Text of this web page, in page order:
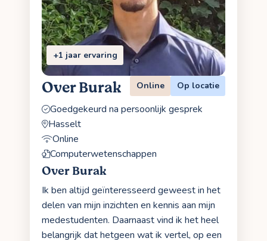
+1 jaar ervaring
Over Burak Online Op locatie
Goedgekeurd na persoonlijk gesprek
Hasselt
Online
Computerwetenschappen
Over Burak
Ik ben altijd geïnteresseerd geweest in het
delen van mijn inzichten en kennis aan mijn
medestudenten. Daarnaast vind ik het heel
belangrijk dat hetgeen wat ik vertel, op een